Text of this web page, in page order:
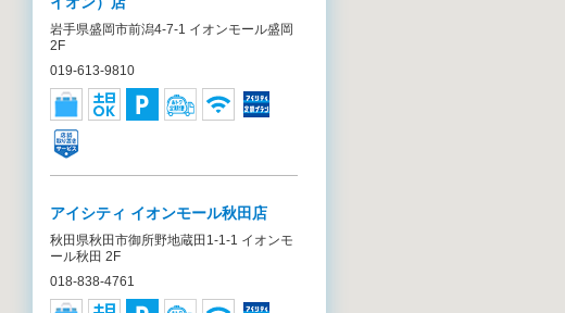
岩手県盛岡市前潟4-7-1 イオンモール盛岡
2F
019-613-9810
アイシティ イオンモール秋田店
秋田県秋田市御所野地蔵田1-1-1 イオンモ
ール秋田 2F
018-838-4761